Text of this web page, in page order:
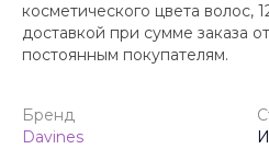
косметического цвета волос,
доставкой при сумме заказа
постоянным покупателям.
Бренд
Davines